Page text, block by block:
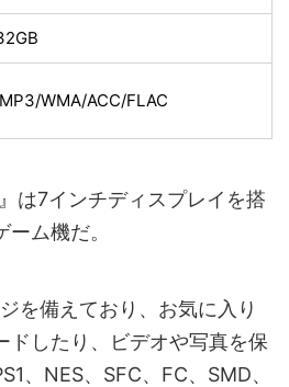
WMA/ACC/FLAC
は7インチディスプレイを搭
ム機だ。
を備えており、お気に入り
ドしたり、ビデオや写真を保
、NES、SFC、FC、SMD、